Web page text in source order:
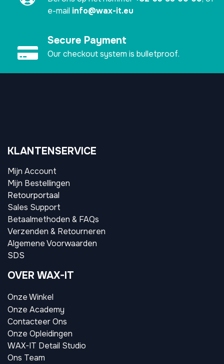
e-mail info@wax-it.eu
Secure Payment
Our checkout system is bulletproof.
KLANTENSERVICE
Mijn Account
Mijn Bestellingen
Retourportaal
Sales Support
Betaalmethoden & FAQs
Verzenden & Retourneren
Algemene Voorwaarden
SDS
OVER WAX-IT
Onze Winkel
Onze Academy
Contacteer Ons
Onze Opleidingen
WAX-IT Detail Studio
Ons Team